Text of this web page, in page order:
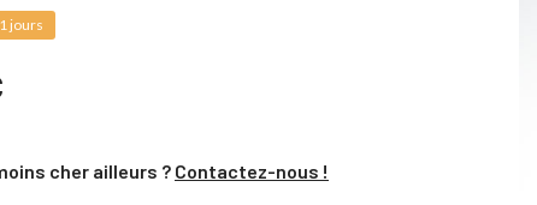
jours
cher ailleurs ? Contactez-nous !